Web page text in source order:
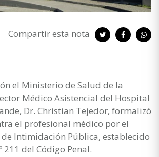
Compartir esta nota
el Ministerio de Salud de la
Médico Asistencial del Hospital
Dr. Christian Tejedor, formalizó
el profesional médico por el
Intimidación Pública, establecido
211 del Código Penal.